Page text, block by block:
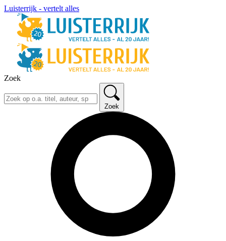
Luisterrijk - vertelt alles
Zoek
Zoek